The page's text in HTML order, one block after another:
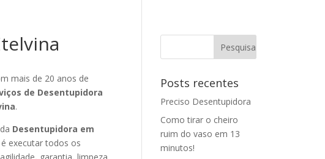
mais de 20 anos de
de Desentupidora
.
Desentupidora em
é executar todos os
Posts recentes
Preciso Desentupidora
Como tirar o cheiro
ruim do vaso em 13
minutos!